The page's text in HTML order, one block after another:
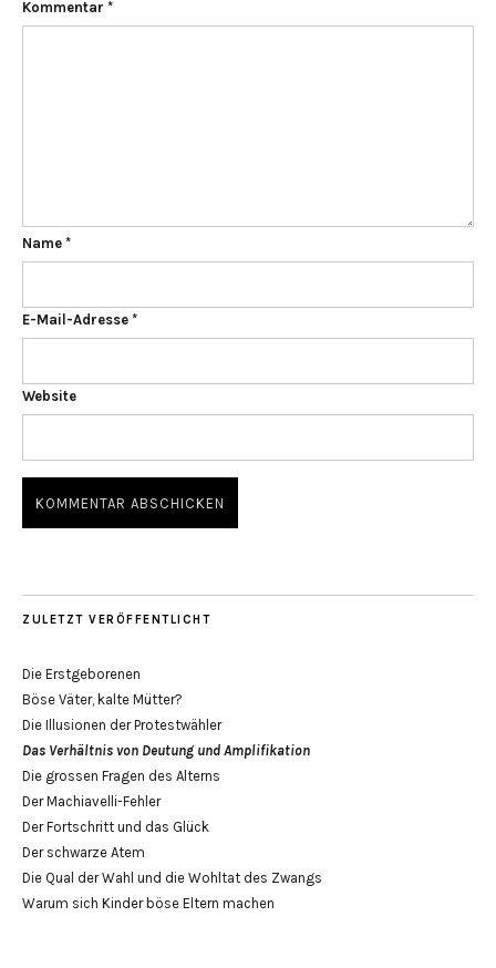
Kommentar *
Name *
E-Mail-Adresse *
Website
ZULETZT VERÖFFENTLICHT
Die Erstgeborenen
Böse Väter, kalte Mütter?
Die Illusionen der Protestwähler
Das Verhältnis von Deutung und Amplifikation
Die grossen Fragen des Alterns
Der Machiavelli-Fehler
Der Fortschritt und das Glück
Der schwarze Atem
Die Qual der Wahl und die Wohltat des Zwangs
Warum sich Kinder böse Eltern machen